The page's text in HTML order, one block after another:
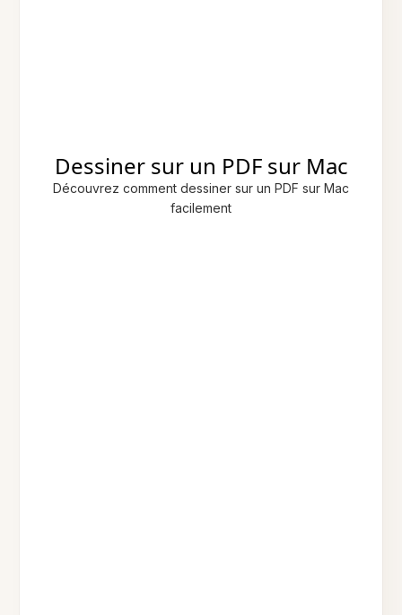
Dessiner sur un PDF sur Mac
Découvrez comment dessiner sur un PDF sur Mac
facilement